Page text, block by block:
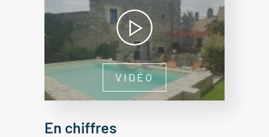
VIDÉO
En chiffres